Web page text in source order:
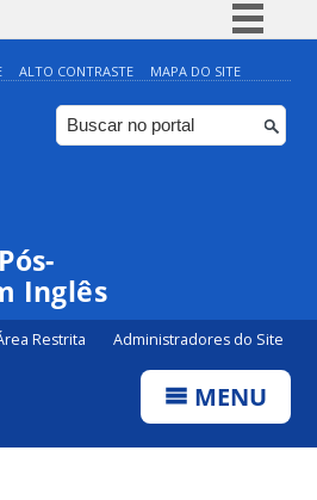
Simplifique!
Comunica BR
Participe
ALTO CONTRASTE MAPA DO SITE
Inglês
Restrita Administradores do Site
MENU